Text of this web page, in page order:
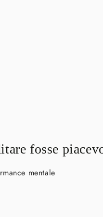
fosse
mentale